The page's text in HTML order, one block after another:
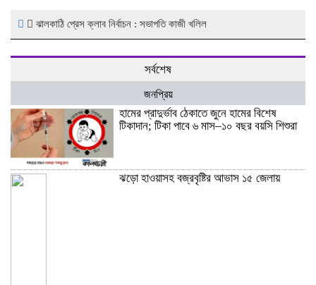
ঝালকাঠি প্রেস ক্লাব নির্বাচন : সভাপতি কাজী খলিল
সর্বশেষ
জনপ্রিয়
হামের প্রাদুর্ভাব ঠেকাতে জুনে হামের বিশেষ
টিকাদান; টিকা পাবে ৬ মাস–১০ বছর বয়সি শিশুরা
ঝড়ো হাওয়াসহ বজ্রবৃষ্টির আভাস ১৫ জেলায়